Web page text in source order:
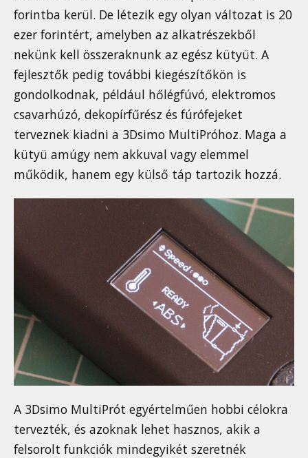
forintba kerül. De létezik egy olyan változat is 20
ezer forintért, amelyben az alkatrészekből
nekünk kell összeraknunk az egész kütyüt. A
fejlesztők pedig további kiegészítőkön is
gondolkodnak, például hőlégfúvó, elektromos
csavarhúzó, dekopírfűrész és fúrófejeket
terveznek kiadni a 3Dsimo MultiPróhoz. Maga a
kütyü amúgy nem akkuval vagy elemmel
működik, hanem egy külső táp tartozik hozzá.
A 3Dsimo MultiPrót egyértelműen hobbi célokra
tervezték, és azoknak lehet hasznos, akik a
felsorolt funkciók mindegyikét szeretnék